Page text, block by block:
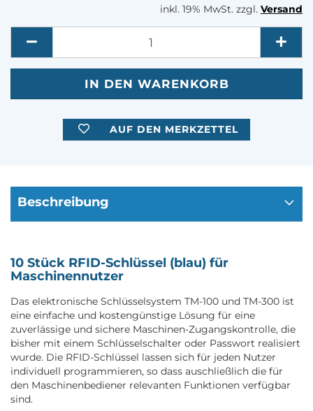
inkl. 19% MwSt. zzgl. Versand
AUF DEN MERKZETTEL
Beschreibung
10 Stück RFID-Schlüssel (blau) für
Maschinennutzer
Das elektronische Schlüsselsystem TM-100 und TM-300 ist
eine einfache und kostengünstige Lösung für eine
zuverlässige und sichere Maschinen-Zugangskontrolle, die
bisher mit einem Schlüsselschalter oder Passwort realisiert
wurde. Die RFID-Schlüssel lassen sich für jeden Nutzer
individuell programmieren, so dass auschließlich die für
den Maschinenbediener relevanten Funktionen verfügbar
sind.